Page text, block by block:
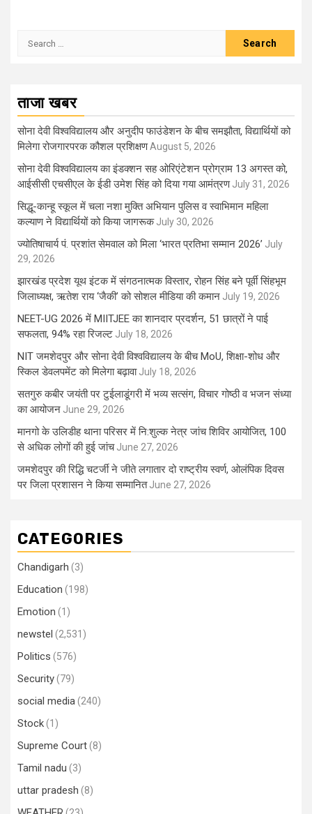
Search
ताजा खबर
सोना देवी विश्वविद्यालय और अनुदीप फाउंडेशन के बीच समझौता, विद्यार्थियों को
मिलेगा रोजगारपरक कौशल प्रशिक्षणAugust 5, 2026
सोना देवी विश्वविद्यालय का इंडक्शन सह ओरिएंटेशन प्रोग्राम 13 अगस्त को,
आईसीसी एचसीएल के ईडी उमेश सिंह को दिया गया आमंत्रण July 31, 2026
सिद्धू-कान्हू स्कूल में चला नशा मुक्ति अभियान पुलिस व स्वाभिमान महिला
कल्याण ने विद्यार्थियों को किया जागरूक July 30, 2026
ज्योतिषाचार्य पं. प्रशांत सेमवाल को मिला ‘भारत प्रतिभा सम्मान 2026’ July
29, 2026
झारखंड प्रदेश यूथ इंटक में संगठनात्मक विस्तार, रोहन सिंह बने पूर्वी सिंहभूम
जिलाध्यक्ष, ऋतेश राय ‘जैकी’ को सोशल मीडिया की कमान July 19, 2026
NEET-UG 2026 में MIITJEE का शानदार प्रदर्शन, 51 छात्रों ने पाई
सफलता, 94% रहा रिजल्ट July 18, 2026
NIT जमशेदपुर और सोना देवी विश्वविद्यालय के बीच MoU, शिक्षा-शोध और
स्किल डेवलपमेंट को मिलेगा बढ़ावा July 18, 2026
सतगुरु कबीर जयंती पर टुईलाडूंगरी में भव्य सत्संग, विचार गोष्ठी व भजन संध्या
का आयोजन June 29, 2026
मानगो के उलिडीह थाना परिसर में नि:शुल्क नेत्र जांच शिविर आयोजित, 100
से अधिक लोगों की हुई जांच June 27, 2026
जमशेदपुर की रिद्धि चटर्जी ने जीते लगातार दो राष्ट्रीय स्वर्ण, ओलंपिक दिवस
पर जिला प्रशासन ने किया सम्मानित June 27, 2026
CATEGORIES
Chandigarh (3)
Education (198)
Emotion (1)
newstel (2,531)
Politics (576)
Security(79)
social media(240)
Stock(1)
Supreme Court(8)
Tamil nadu (3)
uttar pradesh (8)